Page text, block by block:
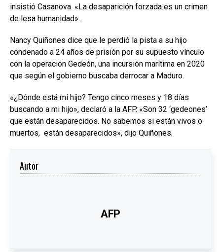
insistió Casanova. «La desaparición forzada es un crimen
de lesa humanidad».
Nancy Quiñones dice que le perdió la pista a su hijo
condenado a 24 años de prisión por su supuesto vínculo
con la operación Gedeón, una incursión marítima en 2020
que según el gobierno buscaba derrocar a Maduro.
«¿Dónde está mi hijo? Tengo cinco meses y 18 días
buscando a mi hijo», declaró a la AFP. «Son 32 ‘gedeones’
que están desaparecidos. No sabemos si están vivos o
muertos, están desaparecidos», dijo Quiñones.
Autor
AFP